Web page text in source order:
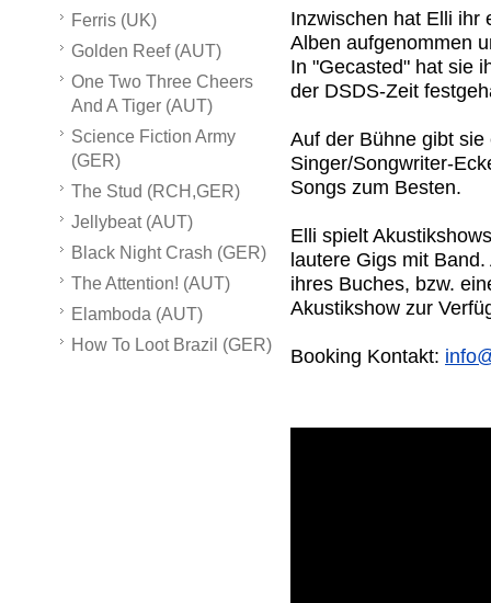
Ferris (UK)
Golden Reef (AUT)
One Two Three Cheers
And A Tiger (AUT)
Science Fiction Army
(GER)
The Stud (RCH,GER)
Jellybeat (AUT)
Black Night Crash (GER)
The Attention! (AUT)
Elamboda (AUT)
How To Loot Brazil (GER)
Inzwischen hat Elli ihr
Alben aufgenommen
In "Gecasted" hat sie
der DSDS-Zeit
Auf der Bühne gibt
Singer/Songwriter-
Songs zum Besten.
Elli spielt
lautere Gigs mit
ihres Buches, bzw.
Akustikshow zur
Booking Kontakt: